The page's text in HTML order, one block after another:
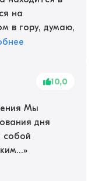
на
в гору, думаю,
10,0
Мы
дня
собой
»